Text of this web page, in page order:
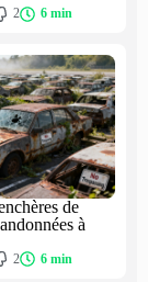
2 6 min
de
à
2 6 min